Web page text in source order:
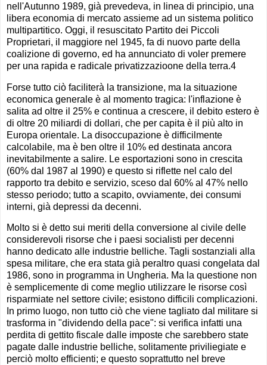
nell'Autunno 1989, già prevedeva, in linea di principio, una
libera economia di mercato assieme ad un sistema politico
multipartitico. Oggi, il resuscitato Partito dei Piccoli
Proprietari, il maggiore nel 1945, fa di nuovo parte della
coalizione di governo, ed ha annunciato di voler premere
per una rapida e radicale privatizzazioone della terra.4
Forse tutto ciò faciliterà la transizione, ma la situazione
economica generale è al momento tragica: l'inflazione è
salita ad oltre il 25% e continua a crescere, il debito estero è
di oltre 20 miliardi di dollari, che per capita è il più alto in
Europa orientale. La disoccupazione è difficilmente
calcolabile, ma è ben oltre il 10% ed destinata ancora
inevitabilmente a salire. Le esportazioni sono in crescita
(60% dal 1987 al 1990) e questo si riflette nel calo del
rapporto tra debito e servizio, sceso dal 60% al 47% nello
stesso periodo; tutto a scapito, ovviamente, dei consumi
interni, già depressi da decenni.
Molto si è detto sui meriti della conversione al civile delle
considerevoli risorse che i paesi socialisti per decenni
hanno dedicato alle industrie belliche. Tagli sostanziali alla
spesa militare, che era stata già peraltro quasi congelata dal
1986, sono in programma in Ungheria. Ma la questione non
è semplicemente di come meglio utilizzare le risorse così
risparmiate nel settore civile; esistono difficili complicazioni.
In primo luogo, non tutto ciò che viene tagliato dal militare si
trasforma in "dividendo della pace": si verifica infatti una
perdita di gettito fiscale dalle imposte che sarebbero state
pagate dalle industrie belliche, solitamente priviliegiate e
perciò molto efficienti; e questo soprattutto nel breve